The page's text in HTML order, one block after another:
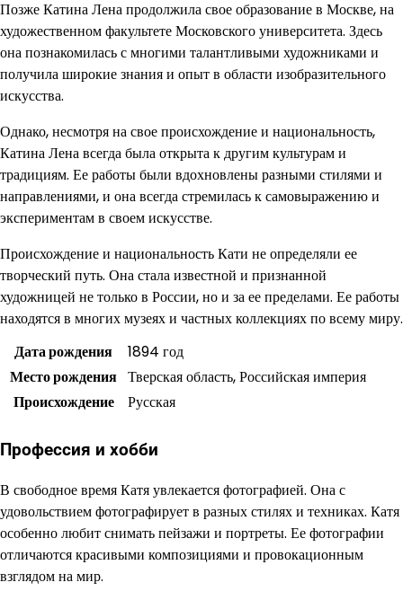
Позже Катина Лена продолжила свое образование в Москве, на
художественном факультете Московского университета. Здесь
она познакомилась с многими талантливыми художниками и
получила широкие знания и опыт в области изобразительного
искусства.
Однако, несмотря на свое происхождение и национальность,
Катина Лена всегда была открыта к другим культурам и
традициям. Ее работы были вдохновлены разными стилями и
направлениями, и она всегда стремилась к самовыражению и
экспериментам в своем искусстве.
Происхождение и национальность Кати не определяли ее
творческий путь. Она стала известной и признанной
художницей не только в России, но и за ее пределами. Ее работы
находятся в многих музеях и частных коллекциях по всему миру.
Дата рождения
1894 год
Место рождения Тверская область, Российская империя
Происхождение
Русская
Профессия и хобби
В свободное время Катя увлекается фотографией. Она с
удовольствием фотографирует в разных стилях и техниках. Катя
особенно любит снимать пейзажи и портреты. Ее фотографии
отличаются красивыми композициями и провокационным
взглядом на мир.